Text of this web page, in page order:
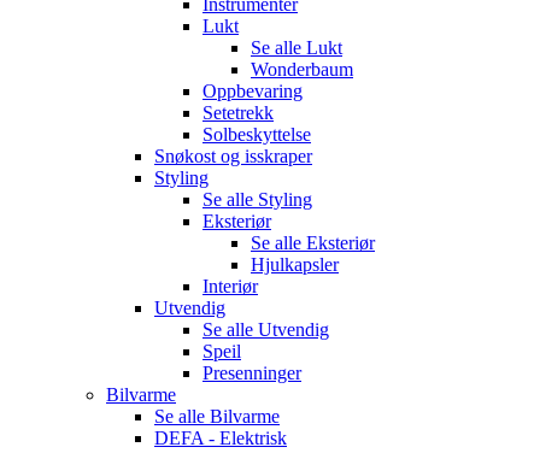
Lukt
Se alle Lukt
Wonderbaum
Oppbevaring
Setetrekk
Solbeskyttelse
Snøkost og isskraper
Styling
Se alle Styling
Eksteriør
Se alle Eksteriør
Hjulkapsler
Interiør
Utvendig
Se alle Utvendig
Speil
Presenninger
Bilvarme
Se alle Bilvarme
DEFA - Elektrisk